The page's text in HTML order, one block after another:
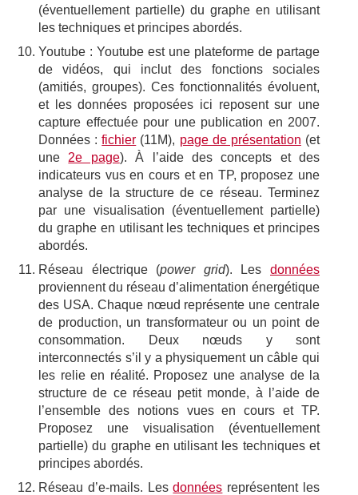
(éventuellement partielle) du graphe en utilisant
les techniques et principes abordés.
Youtube : Youtube est une plateforme de partage
de vidéos, qui inclut des fonctions sociales
(amitiés, groupes). Ces fonctionnalités évoluent,
et les données proposées ici reposent sur une
capture effectuée pour une publication en 2007.
Données :fichier (11M), page de présentation (et
une 2e page). À l’aide des concepts et des
indicateurs vus en cours et en TP, proposez une
analyse de la structure de ce réseau. Terminez
par une visualisation (éventuellement partielle)
du graphe en utilisant les techniques et principes
abordés.
Réseau électrique (power grid). Lesdonnées
proviennent du réseau d’alimentation énergétique
des USA. Chaque nœud représente une centrale
de production, un transformateur ou un point de
consommation. Deux nœuds y sont
interconnectés s’il y a physiquement un câble qui
les relie en réalité. Proposez une analyse de la
structure de ce réseau petit monde, à l’aide de
l’ensemble des notions vues en cours et TP.
Proposez une visualisation (éventuellement
partielle) du graphe en utilisant les techniques et
principes abordés.
Réseau d’e-mails. Lesdonnées représentent les